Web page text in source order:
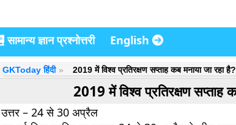
सामान्य ज्ञान प्रश्नोत्तरी English
GKToday हिंदी 2019 में विश्व प्रतिरक्षण सप्ताह कब मनाया जा रहा है?
2019 में विश्व प्रतिरक्षण सप्ताह
उत्तर – 24 से 30 अप्रैल